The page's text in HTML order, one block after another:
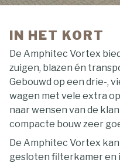
IN HET KORT
De Amphitec Vortex
zuigen, blazen én
Gebouwd op een drie-,
wagen met vele extra
naar wensen van de
compacte bouw zeer
De Amphitec Vortex
gesloten filterkamer en